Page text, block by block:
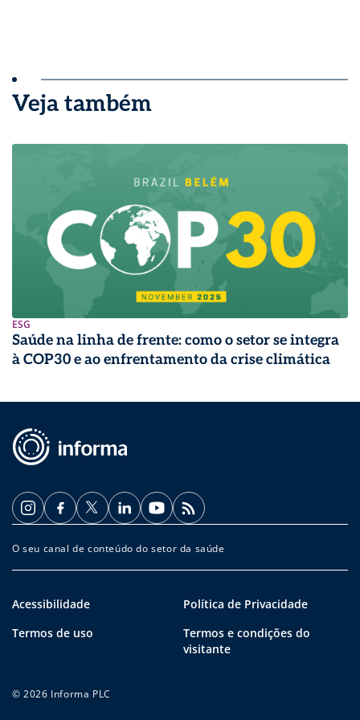
Veja também
ESG
Saúde na linha de frente: como o setor se integra
à COP30 e ao enfrentamento da crise climática
O seu canal de conteúdo do setor da saúde
Acessibilidade
Política de Privacidade
Termos de uso
Termos e condições do
visitante
© 2026 Informa PLC